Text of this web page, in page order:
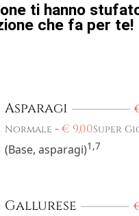
ti hanno
che fa per te!
Asparagi
Normale -€ 9,00Super
(Base, asparagi)1,7
Gallurese